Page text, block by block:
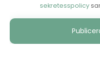
sekretesspolicy
Alternative: